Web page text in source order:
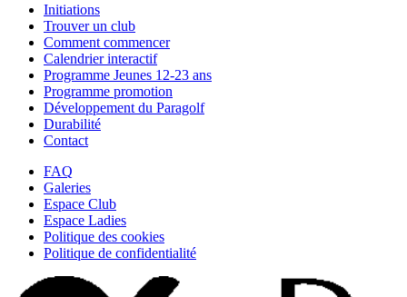
Initiations
Trouver un club
Comment commencer
Calendrier interactif
Programme Jeunes 12-23 ans
Programme promotion
Développement du Paragolf
Durabilité
Contact
FAQ
Galeries
Espace Club
Espace Ladies
Politique des cookies
Politique de confidentialité